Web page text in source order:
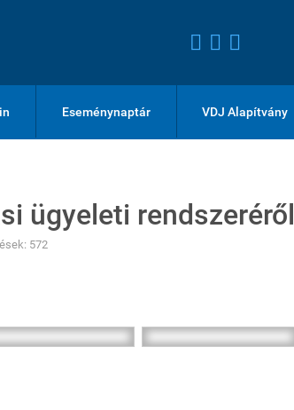
Eseménynaptár VDJ Alapítvány
ügyeleti rendszeréről
572